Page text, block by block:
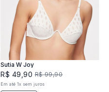
Sutia W Joy
R$ 49 ,90 R$ 99,90
Em até 1x sem juros